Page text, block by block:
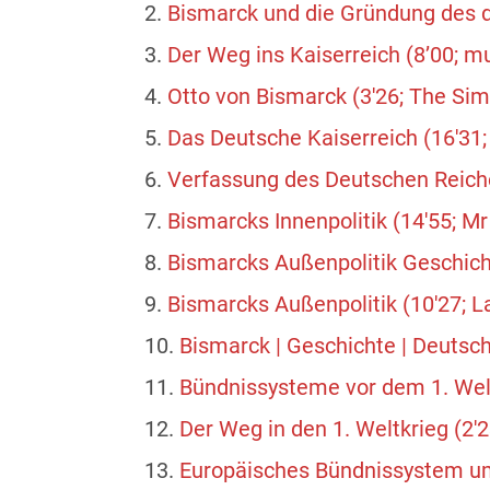
2. Bismarck und die Gründung des
3. Der Weg ins Kaiserreich (8’00;
4. Otto von Bismarck (3'26; The
5. Das Deutsche Kaiserreich
6. Verfassung des Deutschen
7. Bismarcks Innenpolitik (14'55;
8. Bismarcks Außenpolitik
9. Bismarcks Außenpolitik (10'27;
10. Bismarck | Geschichte |
11. Bündnissysteme vor dem 1.
12. Der Weg in den 1. Weltkrieg
13. Europäisches Bündnissystem